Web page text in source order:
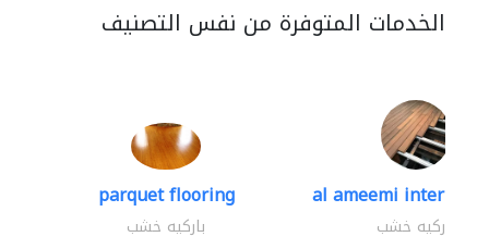
الخدمات المتوفرة من نفس التصنيف
parquet flooring
باركيه خشب
al ameemi
باركيه خشب